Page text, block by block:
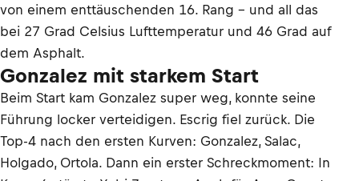
von einem enttäuschenden 16. Rang – und all das
bei 27 Grad Celsius Lufttemperatur und 46 Grad auf
dem Asphalt.
Gonzalez mit starkem Start
Beim Start kam Gonzalez super weg, konnte seine
Führung locker verteidigen. Escrig fiel zurück. Die
Top-4 nach den ersten Kurven: Gonzalez, Salac,
Holgado, Ortola. Dann ein erster Schreckmoment: In